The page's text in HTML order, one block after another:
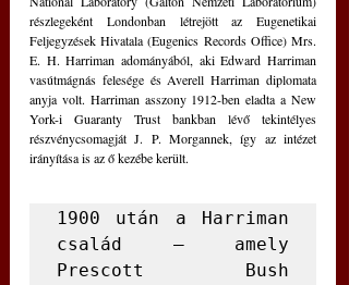
részlegeként Londonban létrejött az Eugenetikai
Feljegyzések Hivatala (Eugenics Records Office) Mrs.
E. H. Harriman adományából, aki Edward Harriman
vasútmágnás felesége és Averell Harriman diplomata
anyja volt. Harriman asszony 1912-ben eladta a New
York-i Guaranty Trust bankban lévő tekintélyes
részvénycsomagját J. P. Morgannek, így az intézet
irányítása is az ő kezébe került.
1900 után a Harriman
család – amely
Prescott Bush